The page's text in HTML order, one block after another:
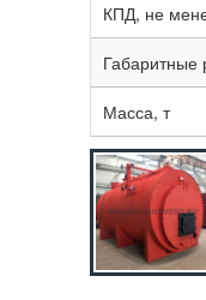
КПД, не
Масса, т